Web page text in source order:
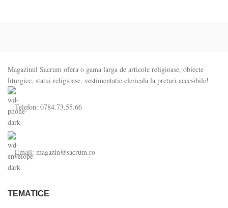
Magazinul Sacrum ofera o gama larga de articole religioase, obiecte
liturgice, statui religioase, vestimentatie clericala la preturi accesibile!
Telefon: 0784.73.55.66
Email: magazin@sacrum.ro
TEMATICE